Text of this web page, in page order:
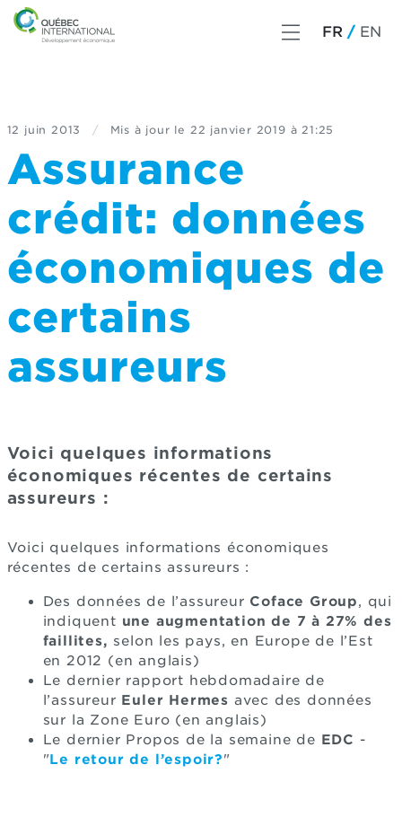
FR EN
12 juin 2013 / Mis à jour le 22 janvier 2019 à 21:25
Assurance
crédit: données
économiques de
certains
assureurs
Voici quelques informations
économiques récentes de certains
assureurs :
Voici quelques informations économiques
récentes de certains assureurs :
Des données de l’assureur Coface Group, qui
indiquent une augmentation de 7 à 27% des
faillites, selon les pays, en Europe de l’Est
en 2012 (en anglais)
Le dernier rapport hebdomadaire de
l’assureur Euler Hermes avec des données
sur la Zone Euro (en anglais)
Le dernier Propos de la semaine de EDC -
"Le retour de l’espoir?"